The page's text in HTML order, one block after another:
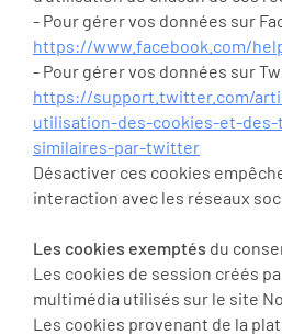
- Pour gérer vos données sur
https://www.facebook.com/
- Pour gérer vos données sur
https://support.twitter.com/
utilisation-des-cookies-et-
similaires-par-twitter
Désactiver ces cookies
interaction avec les réseaux
Les cookies exemptés du
Les cookies de session créés
multimédia utilisés sur le site
Les cookies provenant de la